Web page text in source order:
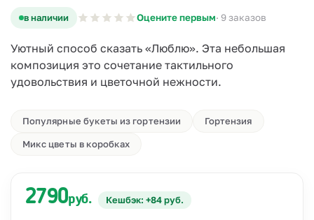
в наличии Оцените первым· 9 заказов
Уютный способ сказать «Люблю». Эта небольшая
композиция это сочетание тактильного
удовольствия и цветочной нежности.
Популярные букеты из гортензии Гортензия
Микс цветы в коробках
2790руб. Кешбэк: +84 руб.